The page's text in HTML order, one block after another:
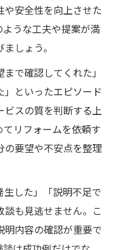
要な評価ポイント
リフォーム検討法
で業者の誠実さを
ォロー体制を確認
ォーム会社の条件
ーム実例集
ム実例をご紹介
適な住まいの特徴
ームの工夫と発想
とその満足度とは
や安全性を向上させた
うな工夫や提案が満
しょう。
で確認してくれた」
といったエピソード
ビスの質を判断する上
リフォームを依頼す
の要望や不安点を整理
した」「説明不足で
も見逃せません。こ
明内容の確認が重要で